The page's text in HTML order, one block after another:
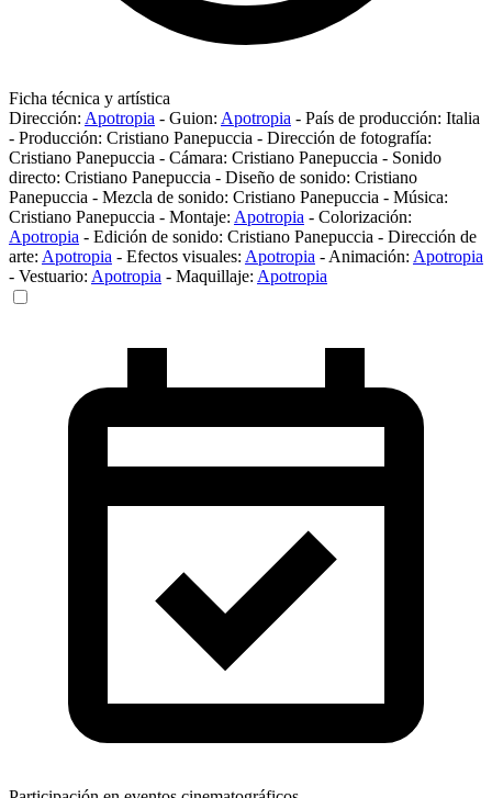
Ficha técnica y artística
Dirección: Apotropia - Guion: Apotropia - País de producción: Italia
- Producción: Cristiano Panepuccia - Dirección de fotografía:
Cristiano Panepuccia - Cámara: Cristiano Panepuccia - Sonido
directo: Cristiano Panepuccia - Diseño de sonido: Cristiano
Panepuccia - Mezcla de sonido: Cristiano Panepuccia - Música:
Cristiano Panepuccia - Montaje: Apotropia - Colorización:
Apotropia - Edición de sonido: Cristiano Panepuccia - Dirección de
arte: Apotropia - Efectos visuales: Apotropia - Animación: Apotropia
- Vestuario: Apotropia - Maquillaje: Apotropia